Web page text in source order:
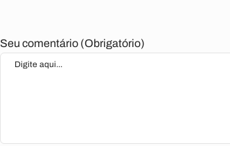
Seu comentário (Obrigatório)